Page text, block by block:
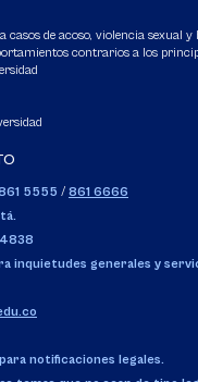
casos de acoso, violencia sexual y
contrarios a los
5555 / 861 6666
inquietudes generales y
notificaciones legales.